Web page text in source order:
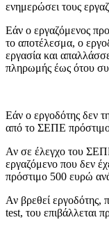
ενημερώσει τους
Εάν ο εργαζόμενος
το αποτέλεσμα, ο
εργασία και
πληρωμής έως ότου
Εάν ο εργοδότης δεν
από το ΣΕΠΕ
Αν σε έλεγχο του
εργαζόμενο που δεν
πρόστιμο 500 ευρώ
Αν βρεθεί εργοδότης,
test, του επιβάλλεται